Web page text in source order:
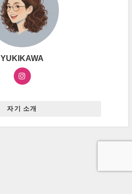
YUKIKAWA
자기 소개